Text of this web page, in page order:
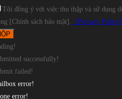
Tôi đồng ý với việc thu thập và sử dụng
[Chính sách bảo mật].
《Privacy Policy
successfully!
failed!
error!
error!